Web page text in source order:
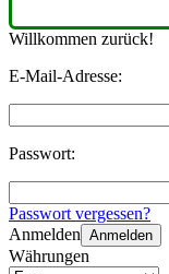
Willkommen zurück!
E-Mail-Adresse:
Passwort:
Passwort vergessen?
Anmelden Anmelden
Währungen